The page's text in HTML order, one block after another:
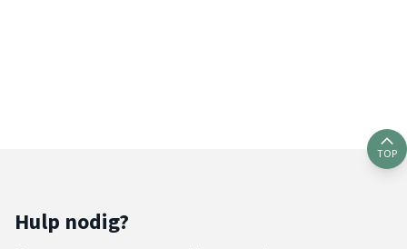
TOP
Hulp nodig?